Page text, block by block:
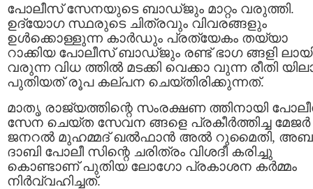
പോലീസ് സേനയുടെ ബാഡ്ജും മാറ്റം വരുത്തി.
ഉദ്യോഗ സ്ഥരുടെ ചിത്രവും വിവരങ്ങളും
ഉള്‍ക്കൊള്ളുന്ന കാര്‍ഡും പ്രത്യേകം തയ്യാ
റാക്കിയ പോലീസ് ബാഡ്ജും രണ്ട് ഭാഗ ങ്ങളി
വരുന്ന വിധ ത്തില്‍ മടക്കി വെക്കാ വുന്ന രീതി
പുതിയത് രൂപ കല്പന ചെയ്തിരിക്കുന്നത്.
മാതൃ രാജ്യത്തിന്റെ സംരക്ഷണ ത്തിനായി
സേന ചെയ്ത സേവന ങ്ങളെ പ്രകീർത്തിച്ച മേജർ
ജനറൽ മുഹമ്മദ് ഖൽഫാൻ അൽ റുമൈതി,
ദാബി പോലീ സിന്റെ ചരിത്രം വിശദീ കരിച്ചു
കൊണ്ടാണ് പുതിയ ലോഗോ പ്രകാശന കർമ്മം
നിർവ്വഹിച്ചത്.